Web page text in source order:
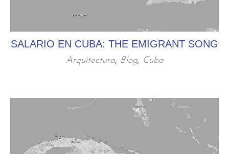
SALARIO EN CUBA: THE EMIGRANT SONG
Arquitectura, Blog, Cuba